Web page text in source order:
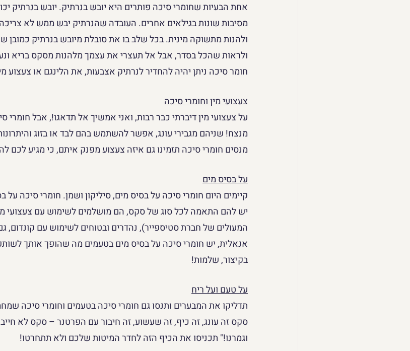
אחת הבעיות שחומרי סיכה פותרים היא יובש בנרתיק. יובש בנרתיק
מסיבות שונות בגילאים אחרים. העובדה שהנרתיק יבש ממש לא
ולהנות מתשוקה מינית. בכל שלב בו את סובלת מיובש בנרתיק
ולראות שהכל בסדר, אבל אל תעצרי את עצמך מלהנות מסקס בריא
חומר סיכה ניתן יהיה להחדיר לנרתיק אצבעות, את הלינגם או צעצוע
צעצועי מין וחומרי סיכה
על צעצועי מין דיברתי כבר רבות, ואני אמשיך אל תדאגו!, אבל חומרי
מנצח! שניהם מגבירי עונג, אפשר להשתמש בהם לבד או בזוג
מנסים חומרי סיכה תזמינו גם איזה צעצוע מפנק איתם, כי מגיע לכם
על בסיס מים
קיימים היום חומרי סיכה על בסיס מים, סיליקון ושמן. חומרי סיכה על
יש להם התאמה לכל סוג של סקס, הם מושלמים לשימוש עם צעצועי
המעולים של חברת סטיספייר), נהדרים ובטוחים לשימוש עם קונדום,
אנאלית, יש חומרי סיכה על בסיס מים בטעמים מה שהופך אותך
בקיצור, שלמות!
על טעם ועל ריח
תדליקו את המבערים ותנסו גם חומרי סיכה בטעמים וחומרי סיכה
סקס זה עונג, זה כיף, זה שעשוע, זה חיבור עם הפרטנר – סקס לא
וגמרנו!" תכניסו את הכיף הזה לחדר המיטות שלכם ולא תתחרטו!